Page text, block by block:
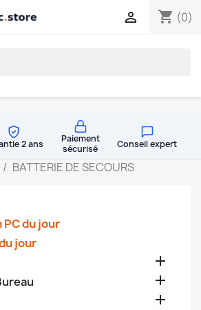
shopping_cart (0)

2 ans
Paiement
sécurisé
Conseil expert
BATTERIE DE SECOURS
du jour
jour


